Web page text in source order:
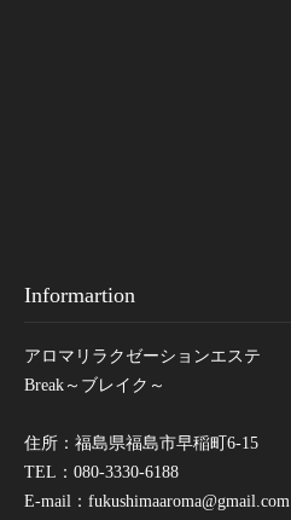
Informartion
アロマリラクゼーションエステ
Break～ブレイク～
住所：福島県福島市早稲町6-15
TEL：080-3330-6188
E-mail： fukushimaaroma@gmail.com